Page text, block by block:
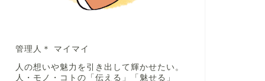
管理人＊ マイマイ
人の想いや魅力を引き出して輝かせたい。
人・モノ・コトの「伝える」「魅せる」